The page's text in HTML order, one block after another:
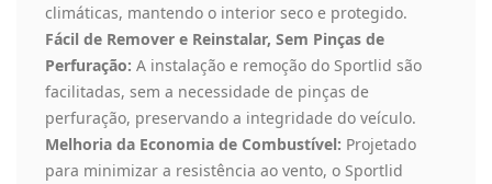
climáticas, mantendo o interior seco e protegido.
Fácil de Remover e Reinstalar, Sem Pinças de
Perfuração: A instalação e remoção do Sportlid são
facilitadas, sem a necessidade de pinças de
perfuração, preservando a integridade do veículo.
Melhoria da Economia de Combustível: Projetado
para minimizar a resistência ao vento, o Sportlid